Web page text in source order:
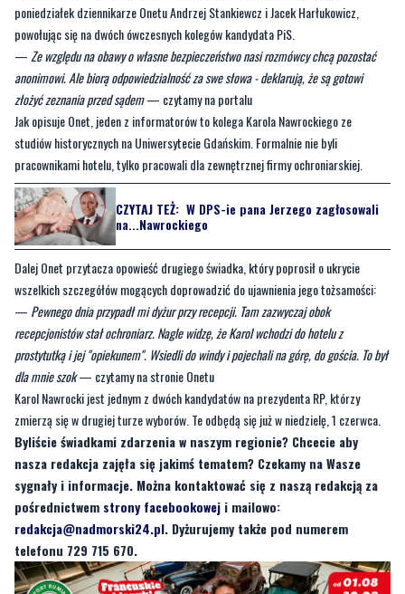
anonimowi. Ale biorą odpowiedzialność za swe słowa - deklarują, że są gotowi
złożyć zeznania przed sądem— czytamy na portalu
Jak opisuje Onet, jeden z informatorów to kolega Karola Nawrockiego ze
studiów historycznych na Uniwersytecie Gdańskim. Formalnie nie byli
pracownikami hotelu, tylko pracowali dla zewnętrznej firmy ochroniarskiej.
CZYTAJ TEŻ:W DPS-ie pana Jerzego zagłosowali
na...Nawrockiego
Dalej Onet przytacza opowieść drugiego świadka, który poprosił o ukrycie
wszelkich szczegółów mogących doprowadzić do ujawnienia jego tożsamości:
—Pewnego dnia przypadł mi dyżur przy recepcji. Tam zazwyczaj obok
recepcjonistów stał ochroniarz. Nagle widzę, że Karol wchodzi do hotelu z
prostytutką i jej "opiekunem". Wsiedli do windy i pojechali na górę, do gościa. To był
dla mnie szok— czytamy na stronie Onetu
Karol Nawrocki jest jednym z dwóch kandydatów na prezydenta RP, którzy
zmierzą się w drugiej turze wyborów. Te odbędą się już w niedzielę, 1 czerwca.
Byliście świadkami zdarzenia w naszym regionie? Chcecie aby
nasza redakcja zajęła się jakimś tematem? Czekamy na Wasze
sygnały i informacje. Można kontaktować się z naszą redakcją za
pośrednictwemstrony facebookoweji mailowo:
redakcja@nadmorski24.pl. Dyżurujemy także pod numerem
telefonu 729 715 670.